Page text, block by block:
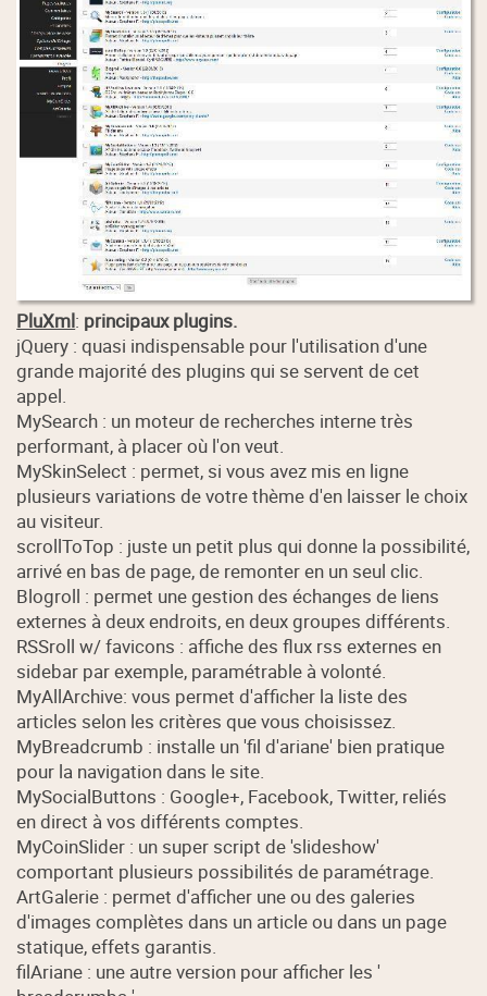
PluXml: principaux plugins.
jQuery : quasi indispensable pour l'utilisation d'une
grande majorité des plugins qui se servent de cet
appel.
MySearch : un moteur de recherches interne très
performant, à placer où l'on veut.
MySkinSelect : permet, si vous avez mis en ligne
plusieurs variations de votre thème d'en laisser le choix
au visiteur.
scrollToTop : juste un petit plus qui donne la possibilité,
arrivé en bas de page, de remonter en un seul clic.
Blogroll : permet une gestion des échanges de liens
externes à deux endroits, en deux groupes différents.
RSSroll w/ favicons : affiche des flux rss externes en
sidebar par exemple, paramétrable à volonté.
MyAllArchive: vous permet d'afficher la liste des
articles selon les critères que vous choisissez.
MyBreadcrumb : installe un 'fil d'ariane' bien pratique
pour la navigation dans le site.
MySocialButtons : Google+, Facebook, Twitter, reliés
en direct à vos différents comptes.
MyCoinSlider : un super script de 'slideshow'
comportant plusieurs possibilités de paramétrage.
ArtGalerie : permet d'afficher une ou des galeries
d'images complètes dans un article ou dans un page
statique, effets garantis.
filAriane : une autre version pour afficher les '